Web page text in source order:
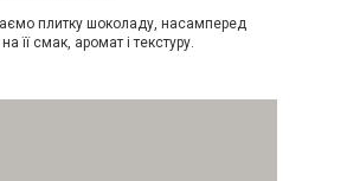
плитку шоколаду, насамперед
її смак, аромат і текстуру.